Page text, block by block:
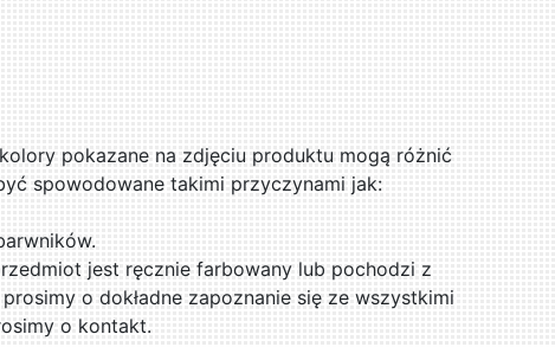
pokazane na zdjęciu produktu mogą różnić
spowodowane takimi przyczynami jak:
jest ręcznie farbowany lub pochodzi z
o dokładne zapoznanie się ze wszystkimi
o kontakt.